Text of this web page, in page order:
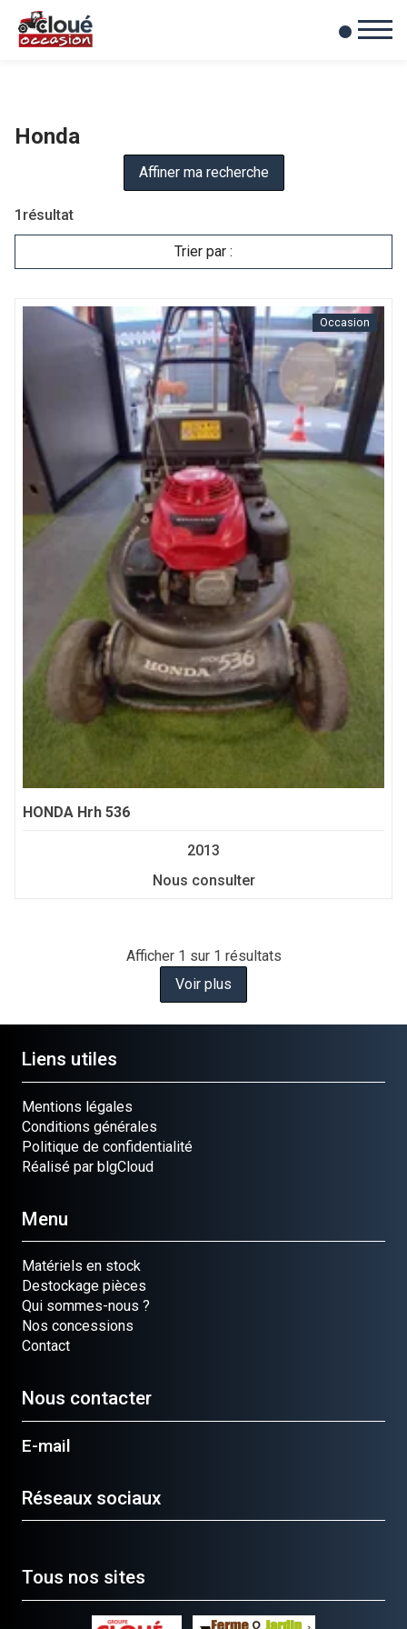
Mes favoris
0
Honda
1 résultat
Trier par :
Affiner ma recherche
Occasion
HONDA Hrh 536
2013
Nous consulter
Afficher 1 sur 1 résultats
Voir plus
Liens utiles
Mentions légales
Conditions générales
Politique de confidentialité
Réalisé par blgCloud
Menu
Matériels en stock
Destockage pièces
Qui sommes-nous ?
Nos concessions
Contact
Nous contacter
E-mail
Réseaux sociaux
Tous nos sites